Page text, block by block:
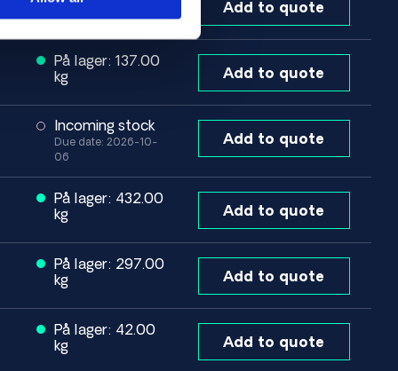
Add to quote
På lager: 137.00
kg
Add to quote
Incoming stock
Due date: 2026-10-
06
Add to quote
På lager: 432.00
kg
Add to quote
På lager: 297.00
kg
Add to quote
På lager: 42.00
kg
Add to quote